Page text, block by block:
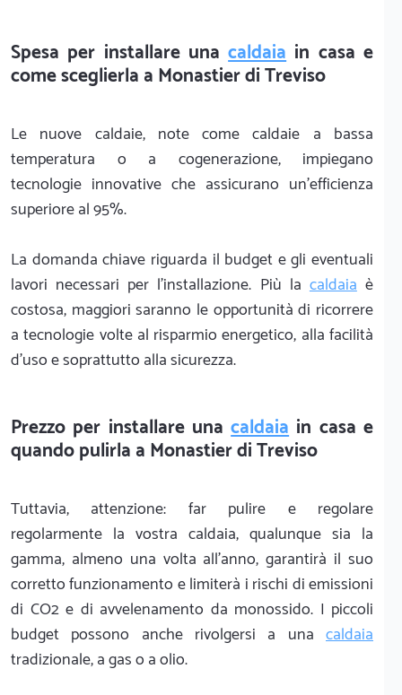
Spesa per installare unacaldaiain casa e
come sceglierla a Monastier di Treviso
Le nuove caldaie, note come caldaie a bassa
temperatura o a cogenerazione, impiegano
tecnologie innovative che assicurano un'efficienza
superiore al 95%.
La domanda chiave riguarda il budget e gli eventuali
lavori necessari per l'installazione. Più lacaldaiaè
costosa, maggiori saranno le opportunità di ricorrere
a tecnologie volte al risparmio energetico, alla facilità
d'uso e soprattutto alla sicurezza.
Prezzo per installare unacaldaiain casa e
quando pulirla a Monastier di Treviso
Tuttavia, attenzione: far pulire e regolare
regolarmente la vostra caldaia, qualunque sia la
gamma, almeno una volta all'anno, garantirà il suo
corretto funzionamento e limiterà i rischi di emissioni
di CO2 e di avvelenamento da monossido. I piccoli
budget possono anche rivolgersi a una caldaia
tradizionale, a gas o a olio.